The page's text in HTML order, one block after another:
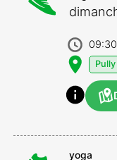
09:30
Pully
yoga